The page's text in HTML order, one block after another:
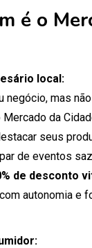
é o
local:
negócio, mas
Mercado da
seus
de eventos
de desconto
autonomia e